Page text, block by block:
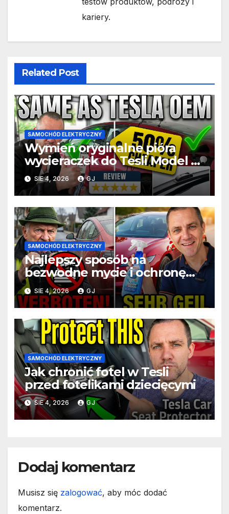
kariery.
Related Post
SAMOCHÓD ELEKTRYCZNY
Wymień oryginalne pióra
wycieraczek do Tesli Model 3
za połowę ceny
SIE 4, 2026 GJ
SAMOCHÓD ELEKTRYCZNY
Najlepszy sposób na
bezwodne mycie i ochronę
Tesli podczas podróży
SIE 4, 2026 GJ
SAMOCHÓD ELEKTRYCZNY
Jak chronić fotel w Tesli
przed fotelikami dziecięcymi
SIE 4, 2026 GJ
Dodaj komentarz
Musisz się zalogować, aby móc dodać
komentarz.